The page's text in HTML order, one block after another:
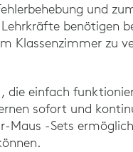
und
benötigen
Klassenzimmer zu
, die einfach
sofort und
Maus -Sets